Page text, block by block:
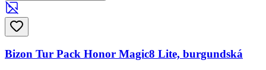
Bizon Tur Pack Honor Magic8 Lite, burgundská